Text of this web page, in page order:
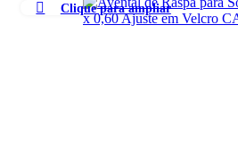
Clique para ampliar